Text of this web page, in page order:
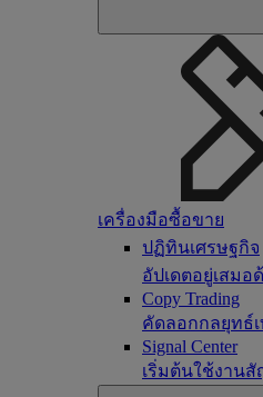
เครื่องมือซื้อขาย
ปฏิทินเศรษฐกิจ
อัปเดตอยู่เสมอ
Copy Trading
คัดลอกกลยุทธ์
Signal Center
เริ่มต้นใช้งาน